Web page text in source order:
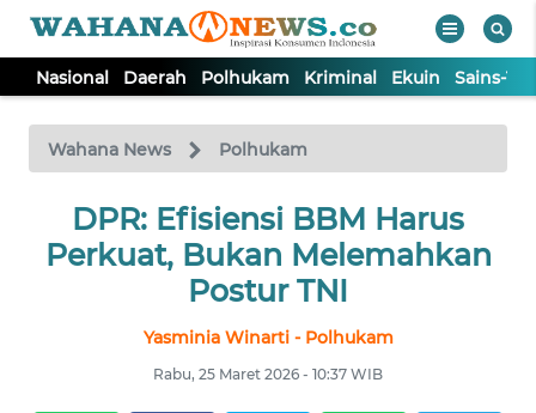
Nasional Daerah Polhukam Kriminal Ekuin Sains-
Wahana News Polhukam
DPR: Efisiensi BBM Harus
Perkuat, Bukan Melemahkan
Postur TNI
Yasminia Winarti - Polhukam
Rabu, 25 Maret 2026 - 10:37 WIB
TV
Tutup
NASIONAL